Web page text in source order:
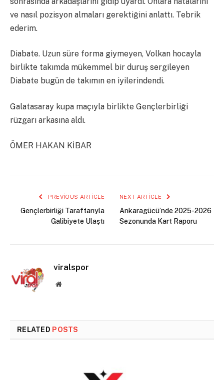
ve nasıl pozisyon almaları gerektiğini anlattı. Tebrik
ederim.
Diabate. Uzun süre forma giymeyen, Volkan hocayla
birlikte takımda mükemmel bir duruş sergileyen
Diabate bugün de takımın en iyilerindendi.
Galatasaray kupa maçıyla birlikte Gençlerbirliği
rüzgarı arkasına aldı.
ÖMER HAKAN KİBAR
PREVIOUS ARTICLE
Gençlerbirliği Taraftarıyla
Galibiyete Ulaştı
NEXT ARTICLE
Ankaragücü’nde 2025-2026
Sezonunda Kart Raporu
viralspor
Website
RELATED POSTS